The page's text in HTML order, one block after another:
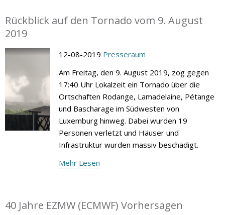
Rückblick auf den Tornado vom 9. August
2019
12-08-2019 Presseraum
Am Freitag, den 9. August 2019, zog gegen
17:40 Uhr Lokalzeit ein Tornado über die
Ortschaften Rodange, Lamadelaine, Pétange
und Bascharage im Südwesten von
Luxemburg hinweg. Dabei wurden 19
Personen verletzt und Häuser und
Infrastruktur wurden massiv beschädigt.
Mehr Lesen
40 Jahre EZMW (ECMWF) Vorhersagen